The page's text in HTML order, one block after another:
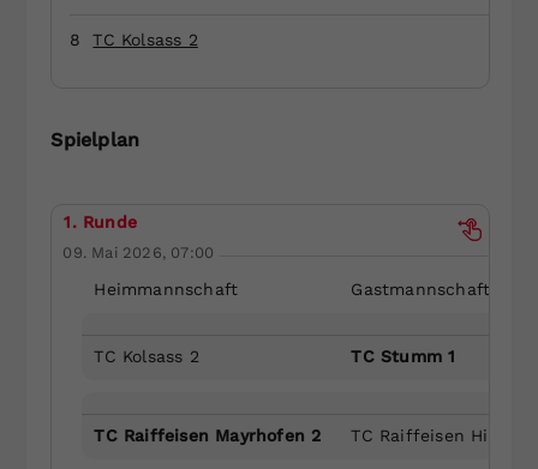
8 TC Kolsass 2
Spielplan
1. Runde
09. Mai 2026, 07:00
Heimmannschaft Gastmannschaft
TC Kolsass 2 TC Stumm 1
TC Raiffeisen Mayrhofen 2 TC Raiffeisen
Dieser Wert speichert Ihre Consent-
Einstellungen. Unter anderem eine